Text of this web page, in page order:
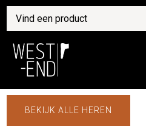
BEKIJK ALLE HEREN